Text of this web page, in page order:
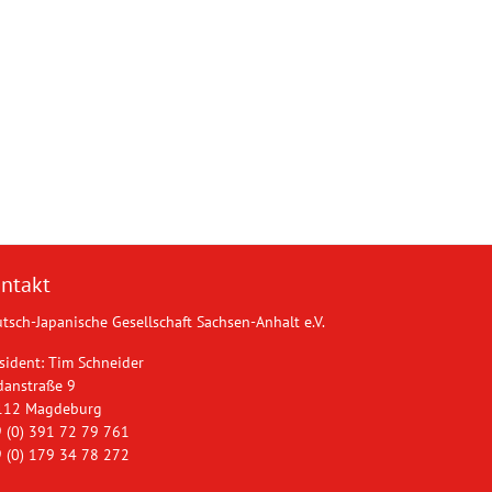
Japanische Gesellschaft Sachsen-Anhalt e.V.
Tim Schneider
9
Magdeburg
(0) 391 72 79 761
(0) 179 34 78 272